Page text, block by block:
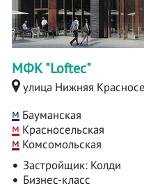
МФК "Loftec"
улица Нижняя
м Бауманская
м Красносельская
м Комсомольская
Застройщик: Колди
Бизнес-класс